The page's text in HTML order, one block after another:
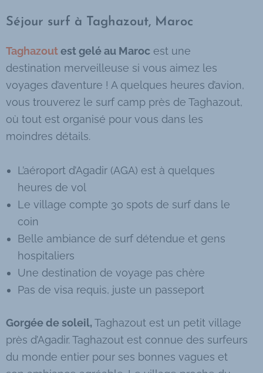
Séjour surf à Taghazout, Maroc
Taghazoutest gelé au Maroc est une
destination merveilleuse si vous aimez les
voyages d’aventure ! A quelques heures d’avion,
vous trouverez le surf camp près de Taghazout,
où tout est organisé pour vous dans les
moindres détails.
L’aéroport d’Agadir (AGA) est à quelques
heures de vol
Le village compte 30 spots de surf dans le
coin
Belle ambiance de surf détendue et gens
hospitaliers
Une destination de voyage pas chère
Pas de visa requis, juste un passeport
Gorgée de soleil, Taghazout est un petit village
près d’Agadir. Taghazout est connue des surfeurs
du monde entier pour ses bonnes vagues et